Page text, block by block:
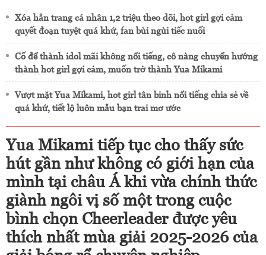
Xóa hẳn trang cá nhân 1,2 triệu theo dõi, hot girl gợi cảm
quyết đoạn tuyệt quá khứ, fan bùi ngùi tiếc nuối
Cố để thành idol mãi không nổi tiếng, cô nàng chuyển hướng
thành hot girl gợi cảm, muốn trở thành Yua Mikami
Vượt mặt Yua Mikami, hot girl tân binh nổi tiếng chia sẻ về
quá khứ, tiết lộ luôn mẫu bạn trai mơ ước
Yua Mikami tiếp tục cho thấy sức
hút gần như không có giới hạn của
mình tại châu Á khi vừa chính thức
giành ngôi vị số một trong cuộc
bình chọn Cheerleader được yêu
thích nhất mùa giải 2025-2026 của